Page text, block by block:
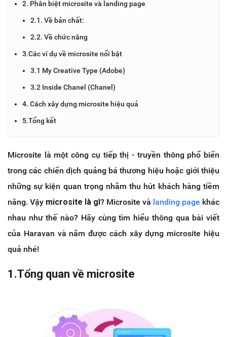
2. Phân biệt microsite và landing page
2.1. Về bản chất:
2.2. Về chức năng
3.Các ví dụ về microsite nổi bật
3.1 My Creative Type (Adobe)
3.2 Inside Chanel (Chanel)
4. Cách xây dựng microsite hiệu quả
5.Tổng kết
Microsite là một công cụ tiếp thị - truyền thông phổ biến
trong các chiến dịch quảng bá thương hiệu hoặc giới thiệu
những sự kiện quan trọng nhằm thu hút khách hàng tiềm
năng. Vậy microsite là gì? Microsite và landing page khác
nhau như thế nào? Hãy cùng tìm hiểu thông qua bài viết
của Haravan và nắm được cách xây dựng microsite hiệu
quả nhé!
1.Tổng quan về microsite